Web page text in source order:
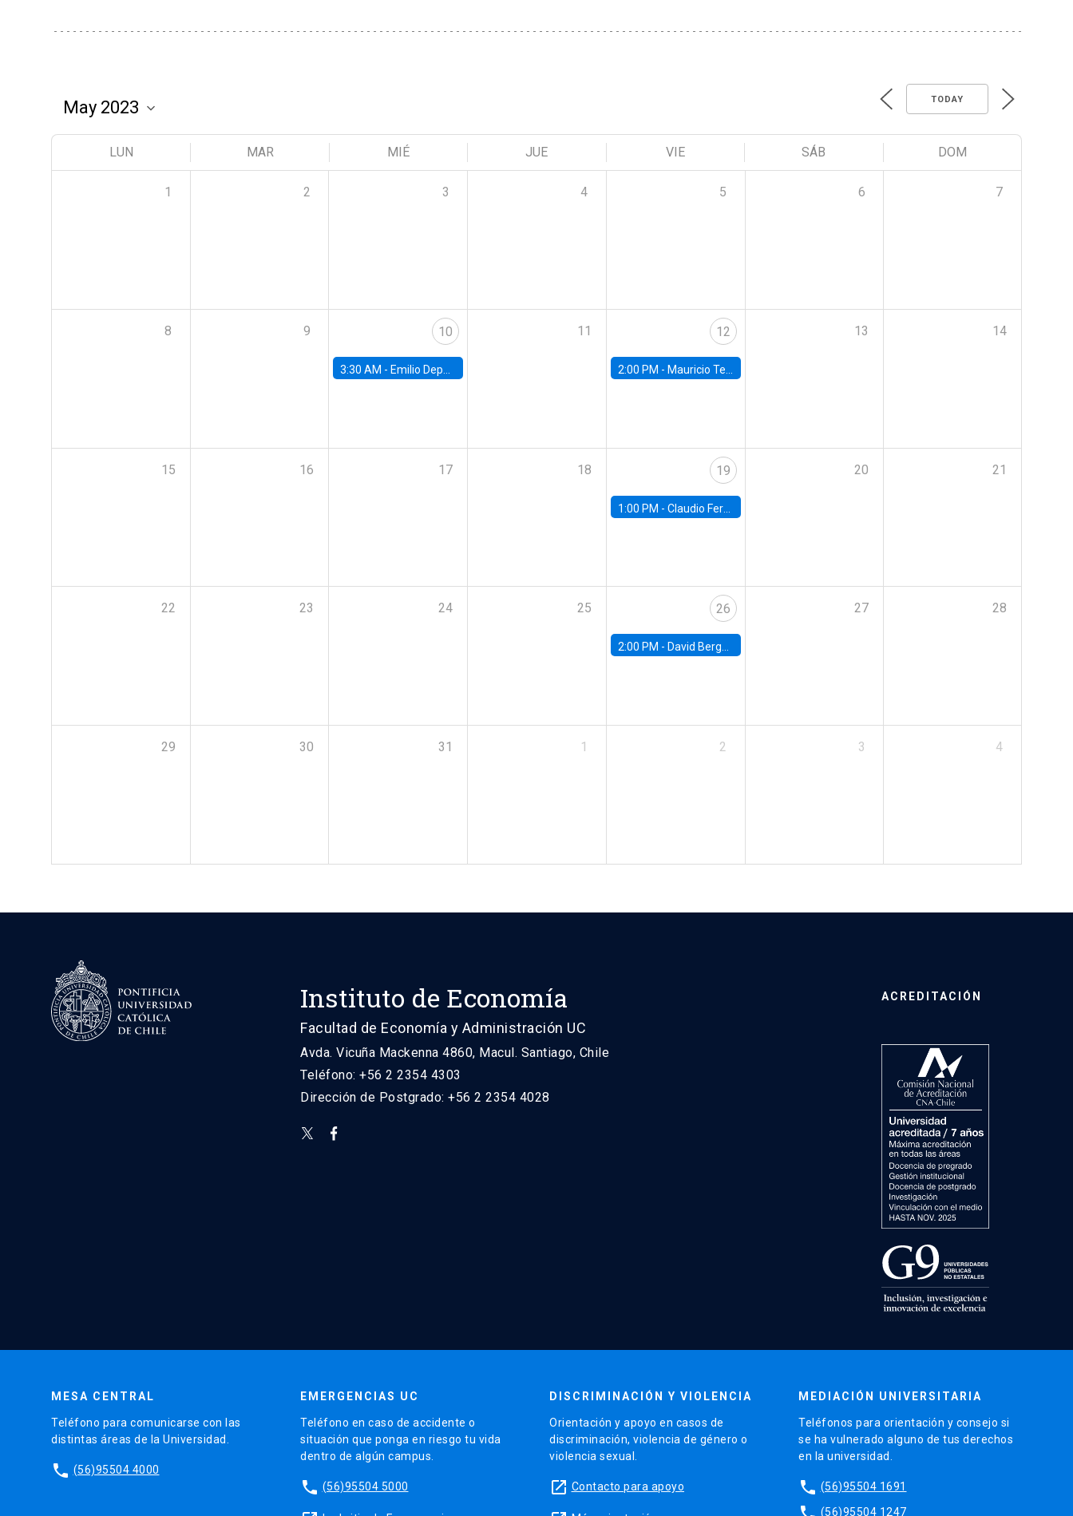
TODAY
LUN MAR MIÉ JUE VIE SÁB DOM
1 2 3 4 5 6 7
8 9 10
3:30 AM - Emilio Depetris-Chauvín, Universidad Católica
11 12
2:00 PM - Mauricio Tejada, UDP
13 14
15 16 17 18 19
1:00 PM - Claudio Ferraz, British Columbia
20 21
22 23 24 25 26
2:00 PM - David Berger, Duke
27 28
29 30 31 1 2 3 4
Instituto de Economía
Facultad de Economía y Administración UC
Avda. Vicuña Mackenna 4860, Macul. Santiago, Chile
Teléfono: +56 2 2354 4303
Dirección de Postgrado: +56 2 2354 4028
ACREDITACIÓN
MESA CENTRAL
Teléfono para comunicarse con las
distintas áreas de la Universidad.
phone (56)95504 4000
EMERGENCIAS UC
Teléfono en caso de accidente o
situación que ponga en riesgo tu vida
dentro de algún campus.
phone (56)95504 5000
DISCRIMINACIÓN Y VIOLENCIA
Orientación y apoyo en casos de
discriminación, violencia de género o
violencia sexual.
launch Contacto para apoyo
MEDIACIÓN UNIVERSITARIA
Teléfonos para orientación y consejo si
se ha vulnerado alguno de tus derechos
en la universidad.
phone (56)95504 1691
(56)95504 1247